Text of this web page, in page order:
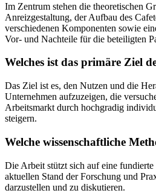
Im Zentrum stehen die theoretischen
Anreizgestaltung, der Aufbau des
verschiedenen Komponenten sowie
Vor- und Nachteile für die beteiligten
Welches ist das primäre Ziel
Das Ziel ist es, den Nutzen und die
Unternehmen aufzuzeigen, die
Arbeitsmarkt durch hochgradig
steigern.
Welche wissenschaftliche
Die Arbeit stützt sich auf eine
aktuellen Stand der Forschung und
darzustellen und zu diskutieren.